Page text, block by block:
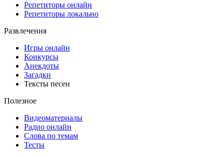
Репетиторы онлайн
Репетиторы локально
Развлечения
Игры онлайн
Конкурсы
Анекдоты
Загадки
Тексты песен
Полезное
Видеоматериалы
Радио онлайн
Слова по темам
Тесты